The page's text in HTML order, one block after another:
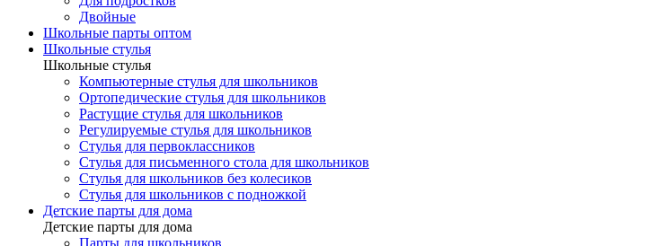
Двойные
Школьные парты оптом
Школьные стулья
Школьные стулья
Компьютерные стулья для школьников
Ортопедические стулья для школьников
Растущие стулья для школьников
Регулируемые стулья для школьников
Стулья для первоклассников
Стулья для письменного стола для школьников
Стулья для школьников без колесиков
Стулья для школьников с подножкой
Детские парты для дома
Детские парты для дома
Парты для школьников